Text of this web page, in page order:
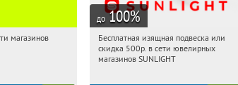
Получи первым!
магазинов
до 100%
17:35:08 Получили:
Россия
Бесплатная изящная подвеска или
скидка 500р. в сети ювелирных
магазинов SUNLIGHT